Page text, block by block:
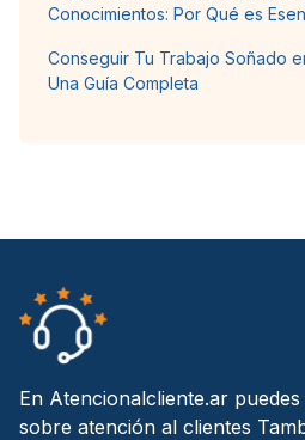
Conocimientos: Por Qué es
Conseguir Tu Trabajo Soñado
Una Guía Completa
En Atencionalcliente.ar
sobre atención al clientes